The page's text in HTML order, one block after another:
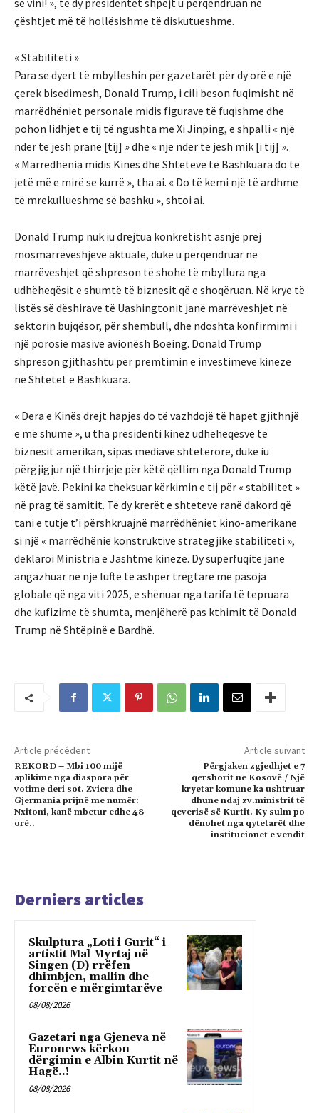
çështjet më të hollësishme të diskutueshme.
« Stabiliteti »
Para se dyert të mbylleshin për gazetarët për dy orë e një
çerek bisedimesh, Donald Trump, i cili beson fuqimisht në
marrëdhëniet personale midis figurave të fuqishme dhe
pohon lidhjet e tij të ngushta me Xi Jinping, e shpalli « një
nder të jesh pranë [tij] » dhe « një nder të jesh mik [i tij] ».
« Marrëdhënia midis Kinës dhe Shteteve të Bashkuara do të
jetë më e mirë se kurrë », tha ai. « Do të kemi një të ardhme
të mrekullueshme së bashku », shtoi ai.
Donald Trump nuk iu drejtua konkretisht asnjë prej
mosmarrëveshjeve aktuale, duke u përqendruar në
marrëveshjet që shpreson të shohë të mbyllura nga
udhëheqësit e shumtë të biznesit që e shoqëruan. Në krye të
listës së dëshirave të Uashingtonit janë marrëveshjet në
sektorin bujqësor, për shembull, dhe ndoshta konfirmimi i
një porosie masive avionësh Boeing. Donald Trump
shpreson gjithashtu për premtimin e investimeve kineze
në Shtetet e Bashkuara.
« Dera e Kinës drejt hapjes do të vazhdojë të hapet gjithnjë
e më shumë », u tha presidenti kinez udhëheqësve të
biznesit amerikan, sipas mediave shtetërore, duke iu
përgjigjur një thirrjeje për këtë qëllim nga Donald Trump
këtë javë. Pekini ka theksuar kërkimin e tij për « stabilitet »
në prag të samitit. Të dy krerët e shteteve ranë dakord që
tani e tutje t’i përshkruajnë marrëdhëniet kino-amerikane
si një « marrëdhënie konstruktive strategjike stabiliteti »,
deklaroi Ministria e Jashtme kineze. Dy superfuqitë janë
angazhuar në një luftë të ashpër tregtare me pasoja
globale që nga viti 2025, e shënuar nga tarifa të tepruara
dhe kufizime të shumta, menjëherë pas kthimit të Donald
Trump në Shtëpinë e Bardhë.
Article précédent
REKORD – Mbi 100 mijë
aplikime nga diaspora për
votime deri sot. Zvicra dhe
Gjermania prijnë me numër:
Nxitoni, kanë mbetur edhe 48
orë..
Article suivant
Përgjaken zgjedhjet e 7
qershorit ne Kosovë / Një
kryetar komune ka ushtruar
dhune ndaj zv.ministrit të
qeverisë së Kurtit. Ky sulm po
dënohet nga qytetarët dhe
institucionet e vendit
Derniers articles
Skulptura „Loti i Gurit“ i
artistit Mal Myrtaj në
Singen (D) rrëfen
dhimbjen, mallin dhe
forcën e mërgimtarëve
08/08/2026
Gazetari nga Gjeneva në
Euronews kërkon
dërgimin e Albin Kurtit në
Hagë..!
08/08/2026